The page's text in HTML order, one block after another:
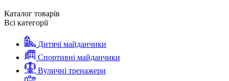
Каталог товарів
Всі категорії
Дитячі майданчики
Спортивні майданчики
Вуличні тренажери